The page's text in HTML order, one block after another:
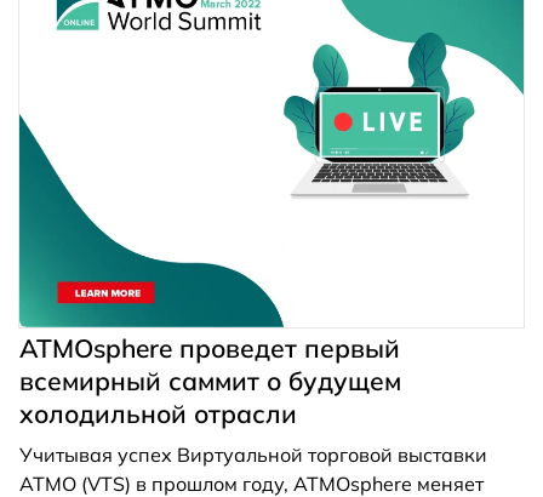
новые возможности по расширению рынков сбыта
и каналов закупок предприятий. Вебинар
ATMOsphere проведет первый
всемирный саммит о будущем
холодильной отрасли
Учитывая успех Виртуальной торговой выставки
ATMO (VTS) в прошлом году, ATMOsphere меняет